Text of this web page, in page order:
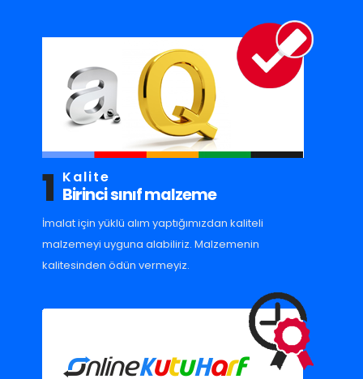
1 Kalite
Birinci sınıf malzeme
İmalat için yüklü alım yaptığımızdan kaliteli
malzemeyi uyguna alabiliriz. Malzemenin
kalitesinden ödün vermeyiz.